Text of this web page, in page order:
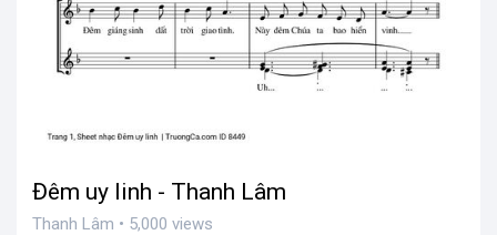
Đêm uy linh - Thanh Lâm
Thanh Lâm • 5,000 views